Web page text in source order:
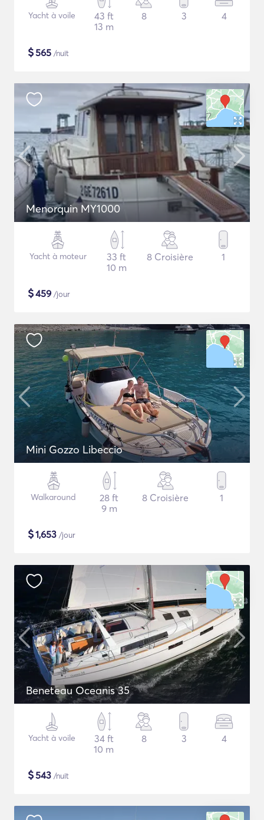
Yacht à voile
43 ft
13 m
8 3 4
$565 /nuit
Menorquin MY1000
Yacht à moteur
33 ft
10 m
8 Croisière 1
$459 /jour
Mini Gozzo Libeccio
Walkaround
28 ft
9 m
8 Croisière 1
$1,653 /jour
Beneteau Oceanis 35
Yacht à voile
34 ft
10 m
8 3 4
$543 /nuit